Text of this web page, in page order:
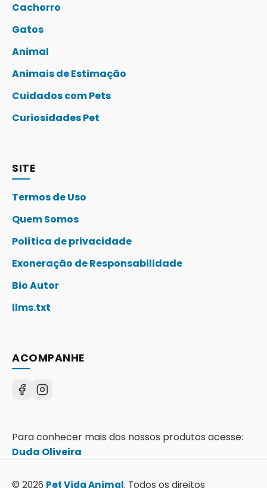
Cachorro
Gatos
Animal
Animais de Estimação
Cuidados com Pets
Curiosidades Pet
SITE
Termos de Uso
Quem Somos
Política de privacidade
Exoneração de Responsabilidade
Bio Autor
llms.txt
ACOMPANHE
Para conhecer mais dos nossos produtos acesse:
Duda Oliveira
© 2026 Pet Vida Animal. Todos os direitos